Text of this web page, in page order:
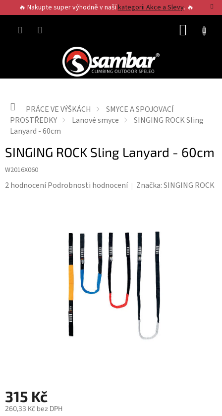
na
obsah
🔥 Nakupte super výhodně v našíkategorii Akce a Slevy. 🔥
Domů
PRÁCE VE VÝŠKÁCH
SMYCE A SPOJOVACÍ
PROSTŘEDKY
Lanové smyce
SINGING ROCK Sling
Lanyard - 60cm
SINGING ROCK Sling Lanyard - 60cm
W2016X060
Průměrné
2 hodnoceníPodrobnosti hodnocení Značka:SINGING ROCK
315 Kč
260,33 Kč bez DPH